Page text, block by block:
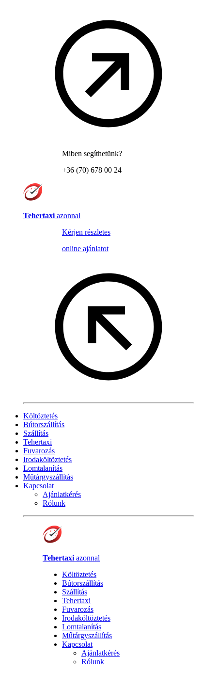
Miben segíthetünk?
+36 (70) 678 00 24
Tehertaxi azonnal
Kérjen részletes
online ajánlatot
Költöztetés
Bútorszállítás
Szállítás
Tehertaxi
Fuvarozás
Irodaköltöztetés
Lomtalanítás
Műtárgyszállítás
Kapcsolat
Ajánlatkérés
Rólunk
Tehertaxi azonnal
Költöztetés
Bútorszállítás
Szállítás
Tehertaxi
Fuvarozás
Irodaköltöztetés
Lomtalanítás
Műtárgyszállítás
Kapcsolat
Ajánlatkérés
Rólunk